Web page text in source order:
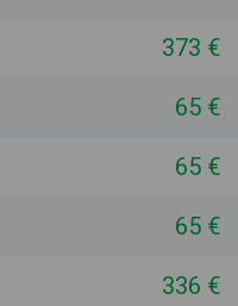
373 €
65 €
65 €
65 €
336 €